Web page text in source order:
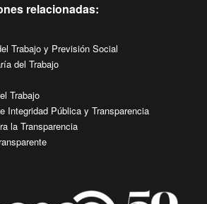
relacionadas:
Trabajo y Previsión Social
del Trabajo
Trabajo
Integridad Pública y Transparencia
la Transparencia